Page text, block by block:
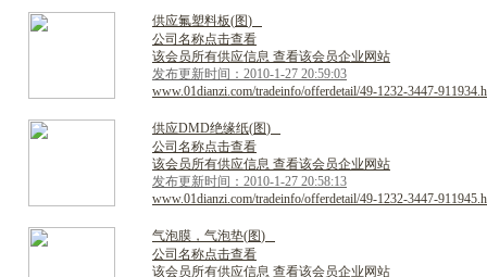
供应氟塑料板(图)
公司名称点击查看
该会员所有供应信息 查看该会员企业网站
发布更新时间：2010-1-27 20:59:03
www.01dianzi.com/tradeinfo/offerdetail/49-1232-3447-
供应DMD绝缘纸(图)
公司名称点击查看
该会员所有供应信息 查看该会员企业网站
发布更新时间：2010-1-27 20:58:13
www.01dianzi.com/tradeinfo/offerdetail/49-1232-3447-
气泡膜 ， 气泡垫(图)
公司名称点击查看
该会员所有供应信息 查看该会员企业网站